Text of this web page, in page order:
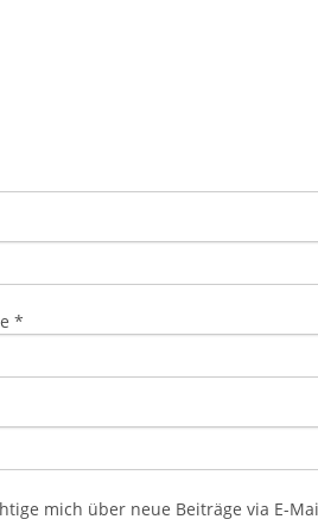
*
mich über neue Beiträge via E-